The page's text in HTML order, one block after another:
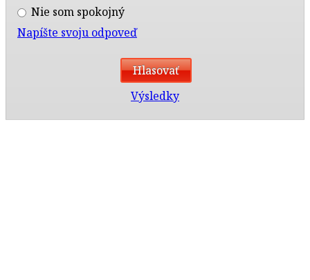
Nie som spokojný
Napíšte svoju odpoveď
Výsledky